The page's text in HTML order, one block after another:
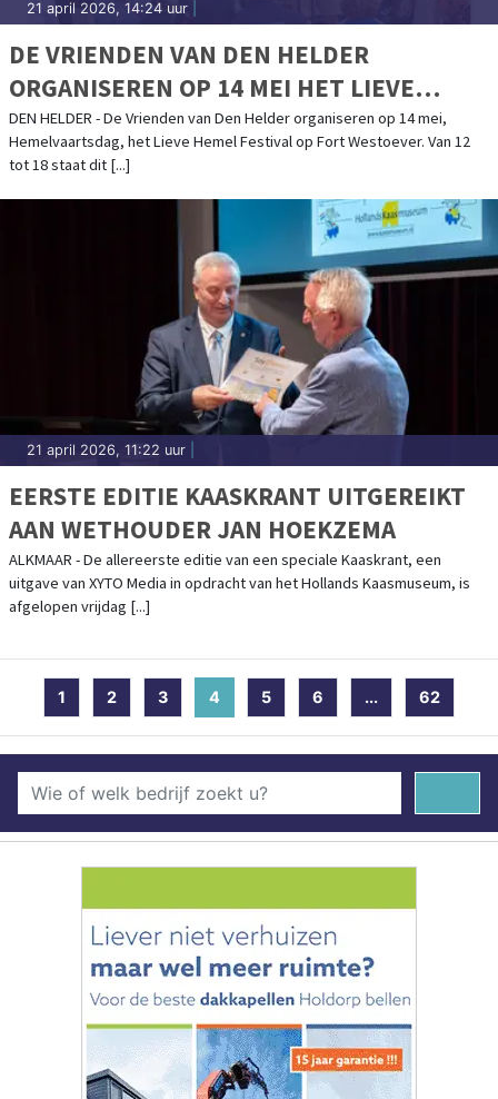
21 april 2026, 14:24 uur
DE VRIENDEN VAN DEN HELDER
ORGANISEREN OP 14 MEI HET LIEVE
HEMEL FESTIVAL. KOM JE OOK?
DEN HELDER - De Vrienden van Den Helder organiseren op 14 mei,
Hemelvaartsdag, het Lieve Hemel Festival op Fort Westoever. Van 12
tot 18 staat dit [...]
21 april 2026, 11:22 uur
EERSTE EDITIE KAASKRANT UITGEREIKT
AAN WETHOUDER JAN HOEKZEMA
ALKMAAR - De allereerste editie van een speciale Kaaskrant, een
uitgave van XYTO Media in opdracht van het Hollands Kaasmuseum, is
afgelopen vrijdag [...]
1 2 3 4 (current)
5 6 ... 62